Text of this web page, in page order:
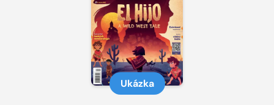
Ukázka